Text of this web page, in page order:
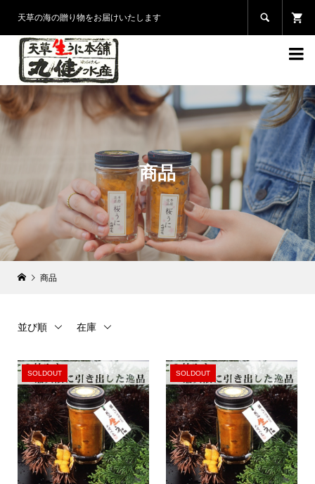
天草の海の贈り物をお届けいたします 

商品
商品
並び順 在庫
SOLDOUT SOLDOUT